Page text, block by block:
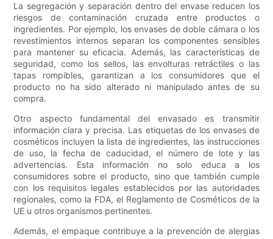
La segregación y separación dentro del envase reducen los
riesgos de contaminación cruzada entre productos o
ingredientes. Por ejemplo, los envases de doble cámara o los
revestimientos internos separan los componentes sensibles
para mantener su eficacia. Además, las características de
seguridad, como los sellos, las envolturas retráctiles o las
tapas rompibles, garantizan a los consumidores que el
producto no ha sido alterado ni manipulado antes de su
compra.
Otro aspecto fundamental del envasado es transmitir
información clara y precisa. Las etiquetas de los envases de
cosméticos incluyen la lista de ingredientes, las instrucciones
de uso, la fecha de caducidad, el número de lote y las
advertencias. Esta información no solo educa a los
consumidores sobre el producto, sino que también cumple
con los requisitos legales establecidos por las autoridades
regionales, como la FDA, el Reglamento de Cosméticos de la
UE u otros organismos pertinentes.
Además, el empaque contribuye a la prevención de alergias